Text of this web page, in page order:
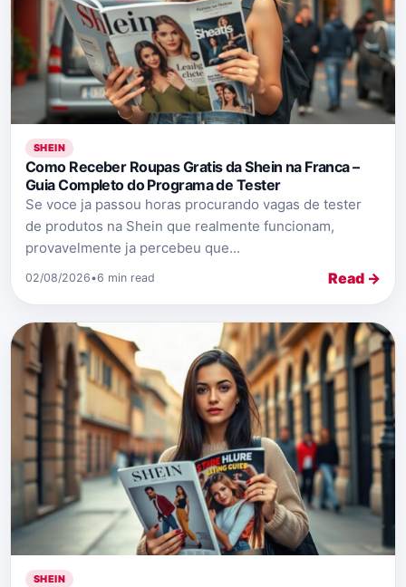
SHEIN
Como Receber Roupas Gratis da Shein na Franca –
Guia Completo do Programa de Tester
Se voce ja passou horas procurando vagas de tester
de produtos na Shein que realmente funcionam,
provavelmente ja percebeu que...
02/08/2026•6 min read Read →
SHEIN